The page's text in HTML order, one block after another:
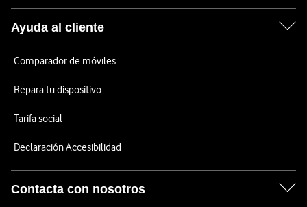
Ayuda al cliente
Comparador de móviles
Repara tu dispositivo
Tarifa social
Declaración Accesibilidad
Contacta con nosotros